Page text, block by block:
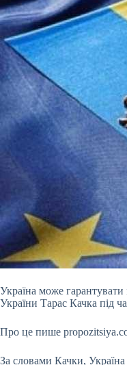
Україна може гарантувати
України Тарас Качка під
Про це пише
За словами Качки,